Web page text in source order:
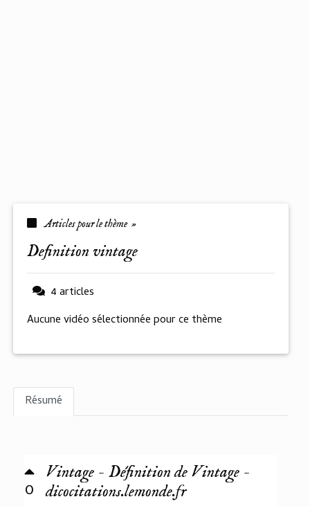
Articles pour le thème »
definition vintage
4 articles
Aucune vidéo sélectionnée pour ce thème
Résumé
0
Vintage - Définition de Vintage -
dicocitations.lemonde.fr